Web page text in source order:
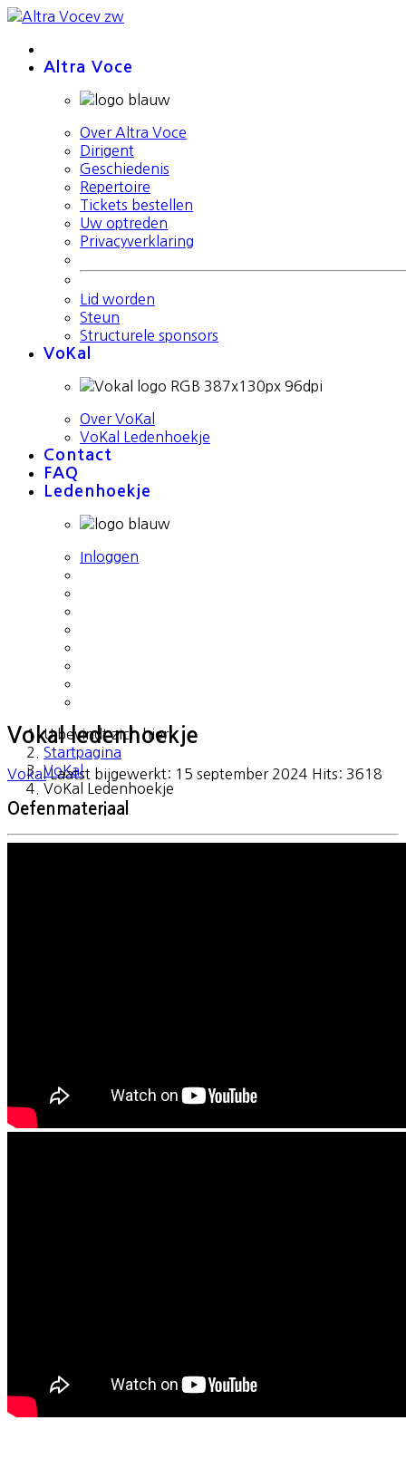
Altra Voce
Over Altra Voce
Dirigent
Geschiedenis
Repertoire
Tickets bestellen
Uw optreden
Privacyverklaring
Lid worden
Steun
Structurele sponsors
VoKal
Over VoKal
VoKal Ledenhoekje
Contact
FAQ
Ledenhoekje
Inloggen
U bevindt zich hier:
Startpagina
VoKal
VoKal Ledenhoekje
Vokal ledenhoekje
Vokal Laatst bijgewerkt: 15 september 2024 Hits: 3618
Oefenmateriaal